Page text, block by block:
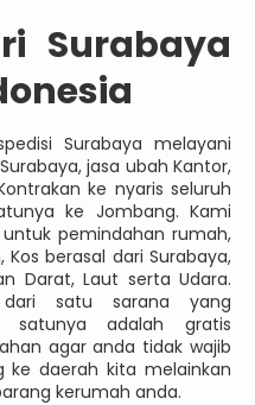
Surabaya
Surabaya melayani
jasa ubah Kantor,
ke nyaris seluruh
ke Jombang. Kami
pemindahan rumah,
berasal dari Surabaya,
Darat, Laut serta Udara.
satu sarana yang
satunya adalah gratis
agar anda tidak wajib
daerah kita melainkan
kerumah anda.